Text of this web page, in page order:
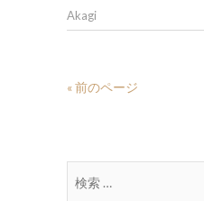
Akagi
« 前のページ